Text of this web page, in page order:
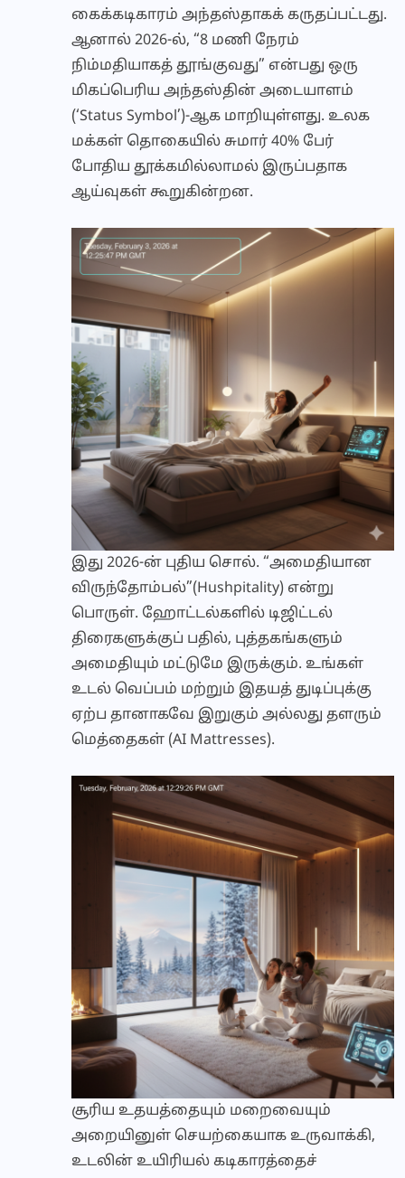
கைக்கடிகாரம் அந்தஸ்தாகக் கருதப்பட்டது.
ஆனால் 2026-ல், “8 மணி நேரம்
நிம்மதியாகத் தூங்குவது” என்பது ஒரு
மிகப்பெரிய அந்தஸ்தின் அடையாளம்
(‘Status Symbol’)-ஆக மாறியுள்ளது. உலக
மக்கள் தொகையில் சுமார் 40% பேர்
போதிய தூக்கமில்லாமல் இருப்பதாக
ஆய்வுகள் கூறுகின்றன.
இது 2026-ன் புதிய சொல். “அமைதியான
விருந்தோம்பல்”(Hushpitality) என்று
பொருள். ஹோட்டல்களில் டிஜிட்டல்
திரைகளுக்குப் பதில், புத்தகங்களும்
அமைதியும் மட்டுமே இருக்கும். உங்கள்
உடல் வெப்பம் மற்றும் இதயத் துடிப்புக்கு
ஏற்ப தானாகவே இறுகும் அல்லது தளரும்
மெத்தைகள் (AI Mattresses).
சூரிய உதயத்தையும் மறைவையும்
அறையினுள் செயற்கையாக உருவாக்கி,
உடலின் உயிரியல் கடிகாரத்தைச்